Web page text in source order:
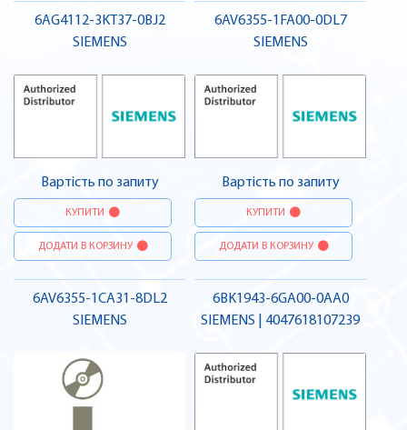
6AG4112-3KT37-0BJ2
SIEMENS
Вартість по запиту
КУПИТИ
ДОДАТИ В КОРЗИНУ
6AV6355-1FA00-0DL7
SIEMENS
Вартість по запиту
КУПИТИ
ДОДАТИ В КОРЗИНУ
6AV6355-1CA31-8DL2
SIEMENS
6BK1943-6GA00-0AA0
SIEMENS | 4047618107239